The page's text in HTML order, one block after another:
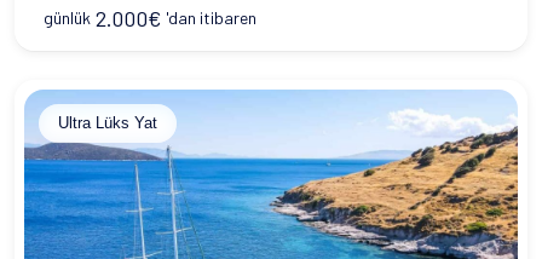
günlük 2.000€ 'dan itibaren
Ultra Lüks Yat